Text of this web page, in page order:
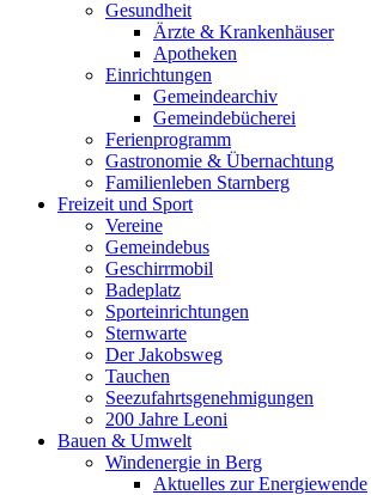
Gesundheit
Ärzte & Krankenhäuser
Apotheken
Einrichtungen
Gemeindearchiv
Gemeindebücherei
Ferienprogramm
Gastronomie & Übernachtung
Familienleben Starnberg
Freizeit und Sport
Vereine
Gemeindebus
Geschirrmobil
Badeplatz
Sporteinrichtungen
Sternwarte
Der Jakobsweg
Tauchen
Seezufahrtsgenehmigungen
200 Jahre Leoni
Bauen & Umwelt
Windenergie in Berg
Aktuelles zur Energiewende